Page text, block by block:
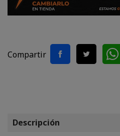
Compartir
Descripción